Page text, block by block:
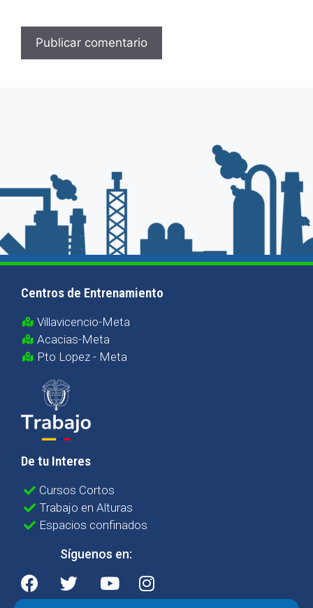
Centros de Entrenamiento
Villavicencio-Meta
Acacias-Meta
Pto Lopez - Meta
De tu Interes
Cursos Cortos
Trabajo en Alturas
Espacios confinados
Síguenos en: